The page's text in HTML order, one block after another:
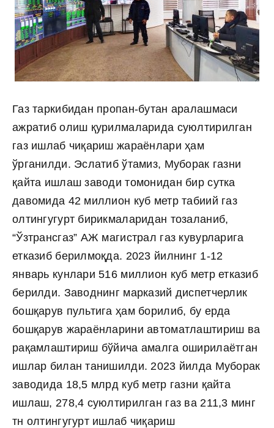
Газ таркибидан пропан-бутан аралашмаси
ажратиб олиш қурилмаларида суюлтирилган
газ ишлаб чиқариш жараёнлари ҳам
ўрганилди. Эслатиб ўтамиз, Муборак газни
қайта ишлаш заводи томонидан бир сутка
давомида 42 миллион куб метр табиий газ
олтингугурт бирикмаларидан тозаланиб,
“Ўзтрансгаз” АЖ магистрал газ кувурларига
етказиб берилмоқда. 2023 йилнинг 1-12
январь кунлари 516 миллион куб метр етказиб
берилди. Заводнинг марказий диспетчерлик
бошқарув пультига ҳам борилиб, бу ерда
бошқарув жараёнларини автоматлаштириш ва
рақамлаштириш бўйича амалга оширилаётган
ишлар билан танишилди. 2023 йилда Муборак
заводида 18,5 млрд куб метр газни қайта
ишлаш, 278,4 суюлтирилган газ ва 211,3 минг
тн олтингугурт ишлаб чиқариш